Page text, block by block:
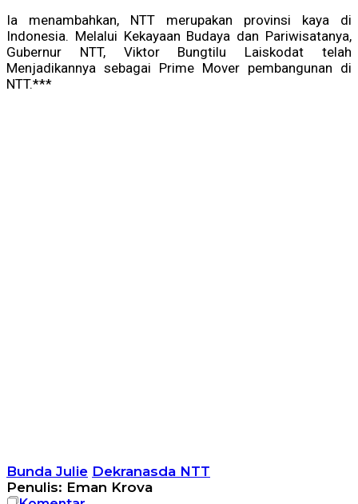
Ia menambahkan, NTT merupakan provinsi kaya di
Indonesia. Melalui Kekayaan Budaya dan Pariwisatanya,
Gubernur NTT, Viktor Bungtilu Laiskodat telah
Menjadikannya sebagai Prime Mover pembangunan di
NTT.***
Bunda Julie Dekranasda NTT
Penulis: Eman Krova